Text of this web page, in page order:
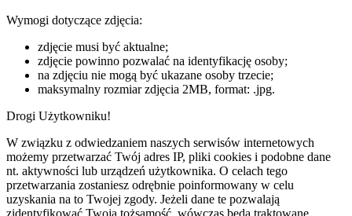
Wymogi dotyczące zdjęcia:
zdjęcie musi być aktualne;
zdjęcie powinno pozwalać na identyfikację osoby;
na zdjęciu nie mogą być ukazane osoby trzecie;
maksymalny rozmiar zdjęcia 2MB, format: .jpg.
Drogi Użytkowniku!
W związku z odwiedzaniem naszych serwisów internetowych
możemy przetwarzać Twój adres IP, pliki cookies i podobne dane
nt. aktywności lub urządzeń użytkownika. O celach tego
przetwarzania zostaniesz odrębnie poinformowany w celu
uzyskania na to Twojej zgody. Jeżeli dane te pozwalają